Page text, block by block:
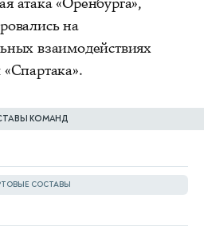
на
взаимодействиях
КОМАНД
СОСТАВЫ